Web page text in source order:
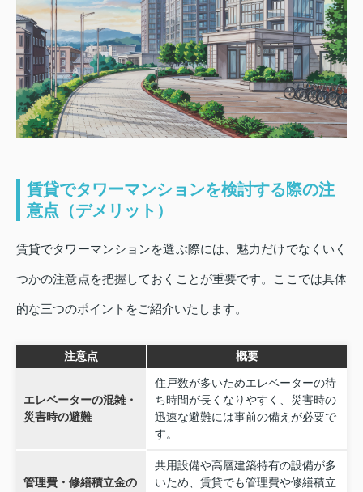
賃貸でタワーマンションを検討する際の注
意点（デメリット）
賃貸でタワーマンションを選ぶ際には、魅力だけでなくいく
つかの注意点を把握しておくことが重要です。ここでは具体
的な三つのポイントをご紹介いたします。
注意点 概要
エレベーターの混雑・
災害時の避難
住戸数が多いためエレベーターの待
ち時間が長くなりやすく、災害時の
迅速な避難には事前の備えが必要で
す。
管理費・修繕積立金の
共用設備や高層建築特有の設備が多
いため、賃貸でも管理費や修繕積立